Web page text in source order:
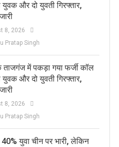
और दो युवती गिरफ्तार,
8, 2026
Pratap Singh
में पकड़ा गया फर्जी कॉल
और दो युवती गिरफ्तार,
8, 2026
Pratap Singh
युवा चीन पर भारी, लेकिन